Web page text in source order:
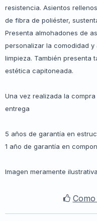
resistencia. Asientos
de fibra de poliéster,
Presenta almohadones de
personalizar la comodidad
limpieza. También presenta
estética capitoneada.
Una vez realizada la
entrega
5 años de garantía en
1 año de garantía en
Imagen meramente